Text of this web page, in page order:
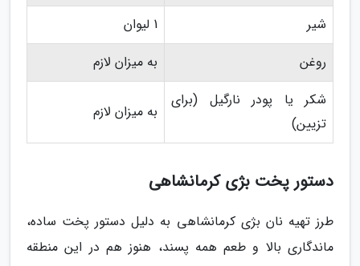
شیر
1 لیوان
روغن
به میزان لازم
شکر یا پودر نارگیل (برای
تزیین)
به میزان لازم
دستور پخت بژی کرمانشاهی
طرز تهیه نان بژی کرمانشاهی به دلیل دستور پخت ساده،
ماندگاری بالا و طعم همه پسند، هنوز هم در این منطقه